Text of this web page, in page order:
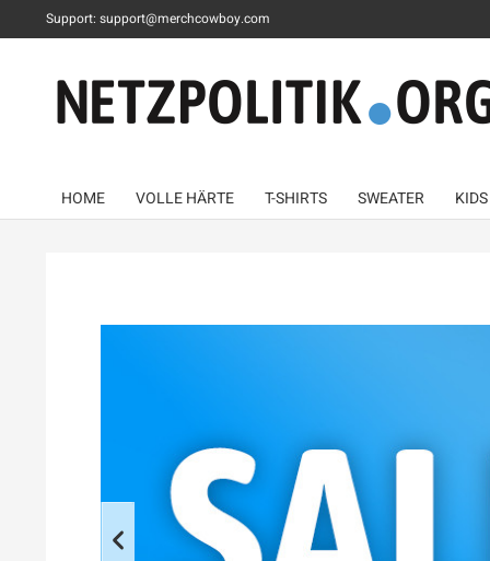
Support: support@merchcowboy.com
HOME VOLLE HÄRTE T-SHIRTS SWEATER KIDS